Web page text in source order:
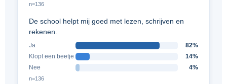
n=136
De school helpt mij goed met lezen, schrijven en
rekenen.
Ja
82%
Klopt een beetje
14%
Nee
4%
n=136